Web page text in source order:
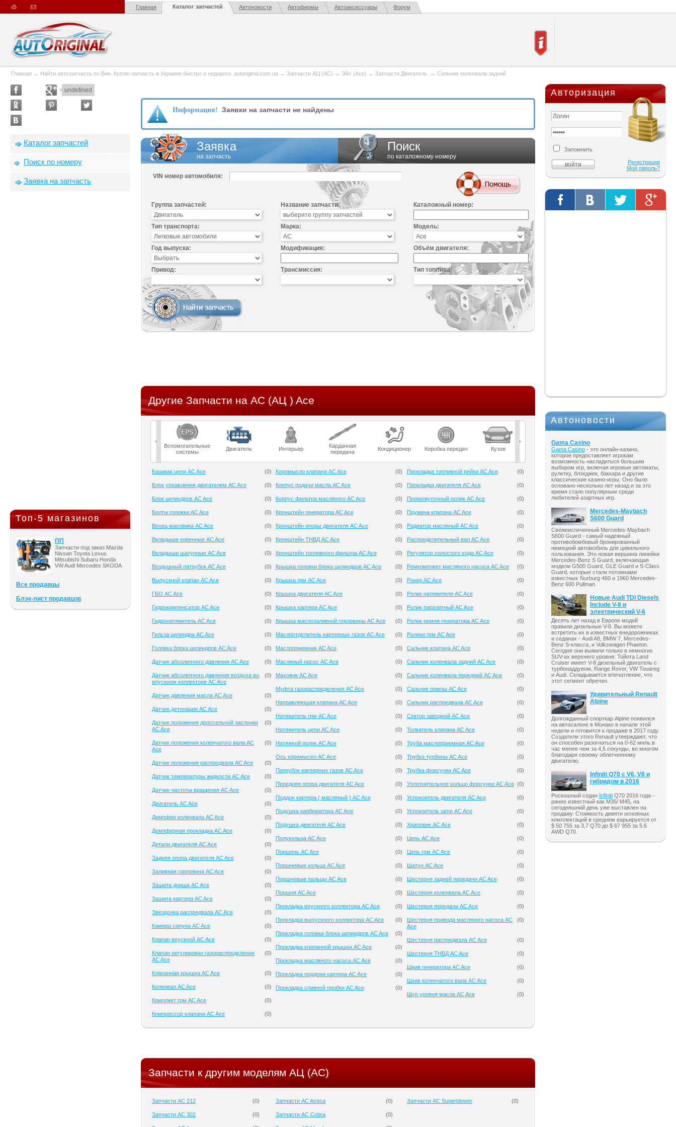
Главная Каталог запчастей Автоновости Автофирмы Автоаксессуары Форум
Главная → Найти автозапчасть по Вин. Куплю запчасть в Украине быстро и недорого. autoriginal.com.ua → Запчасти АЦ (AC) → Эйс (Ace) → Запчасти Двигатель. → Сальник коленвала задний
undefined
Каталог запчастей
Поиск по номеру
Заявка на запчасть
Топ-5 магазинов
ПП
Запчасти под заказ Mazda
Nissan Toyota Lexus
Mitsubishi Subaru Honda
VW Audi Mercedes SKODA
Все продавцы
Блэк-лист продавцов
Информация! Заявки на запчасти не найдены
Заявка
на запчасть
Поиск
по каталожному номеру
VIN номер автомобиля:
Группа запчастей: Название запчасти: Каталожный номер:
Тип транспорта: Марка: Модель:
Год выпуска: Модификация: Объём двигателя:
Привод: Трансмиссия: Тип топлива:
Другие Запчасти на AC (АЦ ) Ace
Вспомогательные
системы
Двигатель Интерьер
Карданная
передача
Кондиционер Коробка передач Кузов Масла Мост
Башмак цепи AC Ace (0)
Блок управления двигателем AC Ace (0)
Блок цилиндров AC Ace (0)
Болты головки AC Ace (0)
Венец маховика AC Ace (0)
Вкладыши коренные AC Ace (0)
Вкладыши шатунные AC Ace (0)
Воздушный патрубок AC Ace (0)
Выпускной клапан AC Ace (0)
ГБО AC Ace (0)
Гидрокомпенсатор AC Ace (0)
Гидронатяжитель AC Ace (0)
Гильза цилиндра AC Ace (0)
Головка блока цилиндров AC Ace (0)
Датчик абсолютного давления AC Ace (0)
Датчик абсолютного давления воздуха во
впускном коллекторе AC Ace
(0)
Датчик давления масла AC Ace (0)
Датчик детонации AC Ace (0)
Датчик положения дроссельной заслонки
AC Ace
(0)
Датчик положения коленчатого вала AC
Ace
(0)
Датчик положения распредвала AC Ace (0)
Датчик температуры жидкости AC Ace (0)
Датчик частоты вращения AC Ace (0)
Двигатель AC Ace (0)
Демпфер коленвала AC Ace (0)
Демпферная прокладка AC Ace (0)
Детали двигателя AC Ace (0)
Задняя опора двигателя AC Ace (0)
Заливная горловина AC Ace (0)
Защита днища AC Ace (0)
Защита картера AC Ace (0)
Звездочка распредвала AC Ace (0)
Камера сапуна AC Ace (0)
Клапан впускной AC Ace (0)
Клапан регулировки газораспределения
AC Ace
(0)
Клапанная крышка AC Ace (0)
Коленвал AC Ace (0)
Комплект грм AC Ace (0)
Компрессор клапана AC Ace (0)
Коромысло клапана AC Ace (0)
Корпус подачи масла AC Ace (0)
Корпус фильтра масляного AC Ace (0)
Кронштейн генератора AC Ace (0)
Кронштейн опоры двигателя AC Ace (0)
Кронштейн ТНВД AC Ace (0)
Кронштейн топливного фильтра AC Ace (0)
Крышка головки блока цилиндров AC Ace (0)
Крышка грм AC Ace (0)
Крышка двигателя AC Ace (0)
Крышка картера AC Ace (0)
Крышка маслозаливной горловины AC Ace (0)
Маслоотделитель картерных газов AC Ace (0)
Маслоприемник AC Ace (0)
Масляный насос AC Ace (0)
Маховик AC Ace (0)
Муфта газораспределения AC Ace (0)
Направляющая клапана AC Ace (0)
Натяжитель грм AC Ace (0)
Натяжитель цепи AC Ace (0)
Натяжной ролик AC Ace (0)
Ось коромысел AC Ace (0)
Патрубок картерных газов AC Ace (0)
Передняя опора двигателя AC Ace (0)
Поддон картера ( масляный ) AC Ace (0)
Подушка карбюратора AC Ace (0)
Подушка двигателя AC Ace (0)
Полукольца AC Ace (0)
Поршень AC Ace (0)
Поршневые кольца AC Ace (0)
Поршневые пальцы AC Ace (0)
Поршня AC Ace (0)
Прокладка впускного коллектора AC Ace (0)
Прокладка выпускного коллектора AC Ace (0)
Прокладка головки блока цилиндров AC Ace (0)
Прокладка клапанной крышки AC Ace (0)
Прокладка масляного насоса AC Ace (0)
Прокладка поддона картера AC Ace (0)
Прокладка сливной пробки AC Ace (0)
Прокладка топливной рейки AC Ace (0)
Прокладки двигателя AC Ace (0)
Промежуточный ролик AC Ace (0)
Пружина клапана AC Ace (0)
Радиатор масляный AC Ace (0)
Распределительный вал AC Ace (0)
Регулятор холостого хода AC Ace (0)
Ремкомплект масляного насоса AC Ace (0)
Рокер AC Ace (0)
Ролик натяжителя AC Ace (0)
Ролик паразитный AC Ace (0)
Ролик ремня генератора AC Ace (0)
Ролики грм AC Ace (0)
Сальник клапана AC Ace (0)
Сальник коленвала задний AC Ace (0)
Сальник коленвала передний AC Ace (0)
Сальник помпы AC Ace (0)
Сальник распредвала AC Ace (0)
Сектор заводной AC Ace (0)
Толкатель клапана AC Ace (0)
Труба маслоприемная AC Ace (0)
Трубка турбины AC Ace (0)
Трубка форсунки AC Ace (0)
Уплотнительное кольцо форсунки AC Ace (0)
Успокоитель двигателя AC Ace (0)
Успокоитель цепи AC Ace (0)
Храповик AC Ace (0)
Цепь AC Ace (0)
Цепь грм AC Ace (0)
Шатун AC Ace (0)
Шестерня задней передачи AC Ace (0)
Шестерня коленвала AC Ace (0)
Шестерня передачи AC Ace (0)
Шестерня привода масляного насоса AC
Ace
(0)
Шестерня распредвала AC Ace (0)
Шестерня ТНВД AC Ace (0)
Шкив генератора AC Ace (0)
Шкив коленчатого вала AC Ace (0)
Щуп уровня масла AC Ace (0)
Запчасти к другим моделям АЦ (AC)
Запчасти AC 212 (0)
Запчасти AC 302 (0)
Запчасти AC Aceca (0)
Запчасти AC Cobra (0)
Запчасти AC Superblower (0)
Авторизация
Запомнить
Регистрация
Мой пароль?
Автоновости
Gama Casino
Gama Casino - это онлайн-казино,
которое предоставляет игрокам
возможность насладиться большим
выбором игр, включая игровые автоматы,
рулетку, блэкджек, баккара и другие
классические казино-игры. Оно было
основано несколько лет назад и за это
время стало популярным среди
любителей азартных игр.
Mercedes-Maybach
S600 Guard
Свежеиспеченный Mercedes-Maybach
S600 Guard - самый надежный
противобомбовый бронированный
немецкий автомобиль для цивильного
пользования. Это новая вершина линейки
Mercedes-Benz S Guard, включающая
модели G500 Guard, GLE Guard и S-Class
Guard, которые стали потомками
известных Nurburg 460 и 1960 Mercedes-
Benz 600 Pullman.
Новые Audi TDI Diesels
Include V-8 и
электрический V-6
Десять лет назад в Европе модой
правили дизельные V-8. Вы можете
встретить их в известных внедорожниках
и седанах - Audi A8, BMW 7, Mercedes-
Benz S-класса, и Volkswagen Phaeton.
Сегодня они выжили только в немногих
SUV-ах верхнего уровня: Тойота Land
Cruiser имеет V-8 дизельный двигатель с
турбонаддувом, Range Rover, VW Touareg
и Audi. Складывается впечатление, что
этот сегмент обречен.
Удивительный Renault
Alpine
Долгожданный спорткар Alpine появился
на автосалоне в Монако в начале этой
недели и готовится к продаже в 2017 году.
Создатели этого Renault утверждают, что
он способен разогнаться на 0-62 миль в
час менее чем за 4,5 секунды, во многом
благодаря своему облегченному
двигателю.
Infiniti Q70 с V6, V8 и
гибридом в 2016
Роскошный седан Infiniti Q70 2016 года -
ранее известный как M35/ M45, на
сегодняшний день уже выставлен на
продажу. Стоимость девяти основных
комплектаций в среднем варьируется от
$ 50 755 за 3,7 Q70 до $ 67 955 за 5.6
AWD Q70.